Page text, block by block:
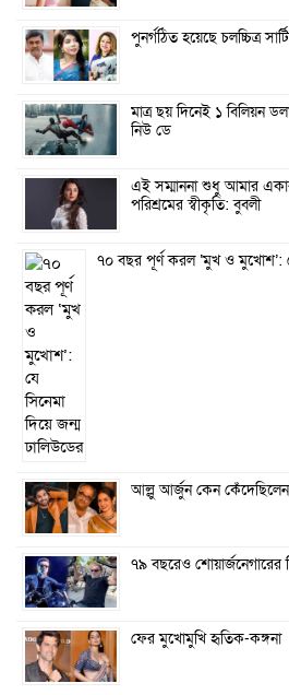
পুনর্গঠিত হয়েছে চলচ্চিত্র
মাত্র ছয় দিনেই ১ বিলিয়ন
নিউ ডে
এই সম্মাননা শুধু আমার
পরিশ্রমের স্বীকৃতি: বুবলী
৭০ বছর পূর্ণ করল ‘মুখ ও মুখোশ’:
আল্লু আর্জুন কেন কেঁদেছিলেন
৭৯ বছরেও শোয়ার্জনেগারের
ফের মুখোমুখি হৃতিক-কঙ্গনা